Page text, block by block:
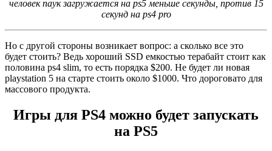
человек паук загружается на ps5 меньше секунды, против 15
секунд на ps4 pro
Но с другой стороны возникает вопрос: а сколько все это
будет стоить? Ведь хороший SSD емкостью терабайт стоит как
половина ps4 slim, то есть порядка $200. Не будет ли новая
playstation 5 на старте стоить около $1000. Что дороговато для
массового продукта.
Игры для PS4 можно будет запускать
на PS5